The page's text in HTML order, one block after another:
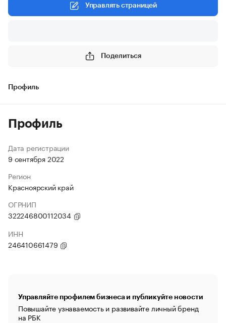
Управлять страницей
Поделиться
Профиль
Профиль
Дата регистрации
9 сентября 2022
Регион
Красноярский край
ОГРНИП
322246800112034
ИНН
246410661479
Управляйте профилем бизнеса и публикуйте новости
Повышайте узнаваемость и развивайте личный бренд
на РБК